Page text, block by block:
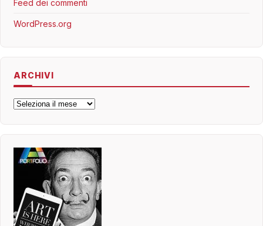
Feed dei commenti
WordPress.org
ARCHIVI
Archivi